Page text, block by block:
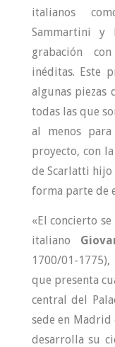
italianos
Sammartini y
grabación
inéditas. Este
algunas piezas
todas las que
al menos
proyecto, con
de Scarlatti hijo
forma parte de
«El concierto
italiano
1700/01-1775),
que presenta
central del
sede en Madrid
desarrolla su